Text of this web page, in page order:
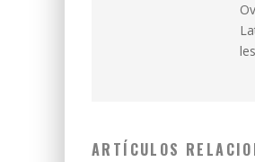
ARTÍCULOS